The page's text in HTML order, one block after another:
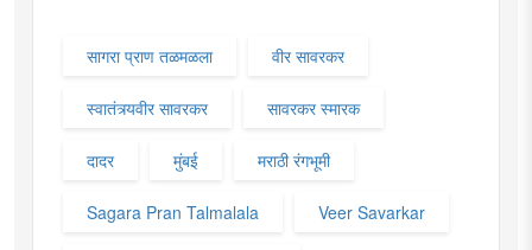
सागरा प्राण तळमळला वीर सावरकर
स्वातंत्र्यवीर सावरकर सावरकर स्मारक
दादर मुंबई मराठी रंगभूमी
Sagara Pran Talmalala Veer Savarkar